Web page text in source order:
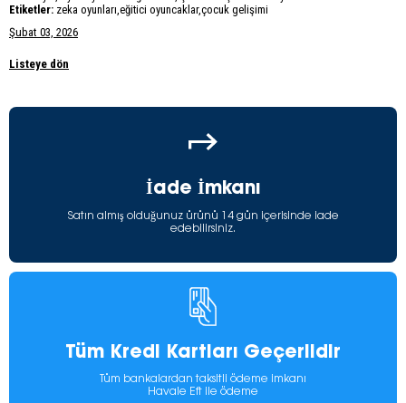
Etiketler: zeka oyunları,eğitici oyuncaklar,çocuk gelişimi
Şubat 03, 2026
Listeye dön
İade İmkanı
Satın almış olduğunuz ürünü 14 gün içerisinde iade
edebilirsiniz.
Tüm Kredi Kartları Geçerlidir
Tüm bankalardan taksitli ödeme imkanı
Havale Eft ile ödeme